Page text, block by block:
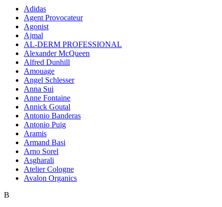
Adidas
Agent Provocateur
Agonist
Ajmal
AL-DERM PROFESSIONAL
Alexander McQueen
Alfred Dunhill
Amouage
Angel Schlesser
Anna Sui
Anne Fontaine
Annick Goutal
Antonio Banderas
Antonio Puig
Aramis
Armand Basi
Arno Sorel
Asgharali
Atelier Cologne
Avalon Organics
B